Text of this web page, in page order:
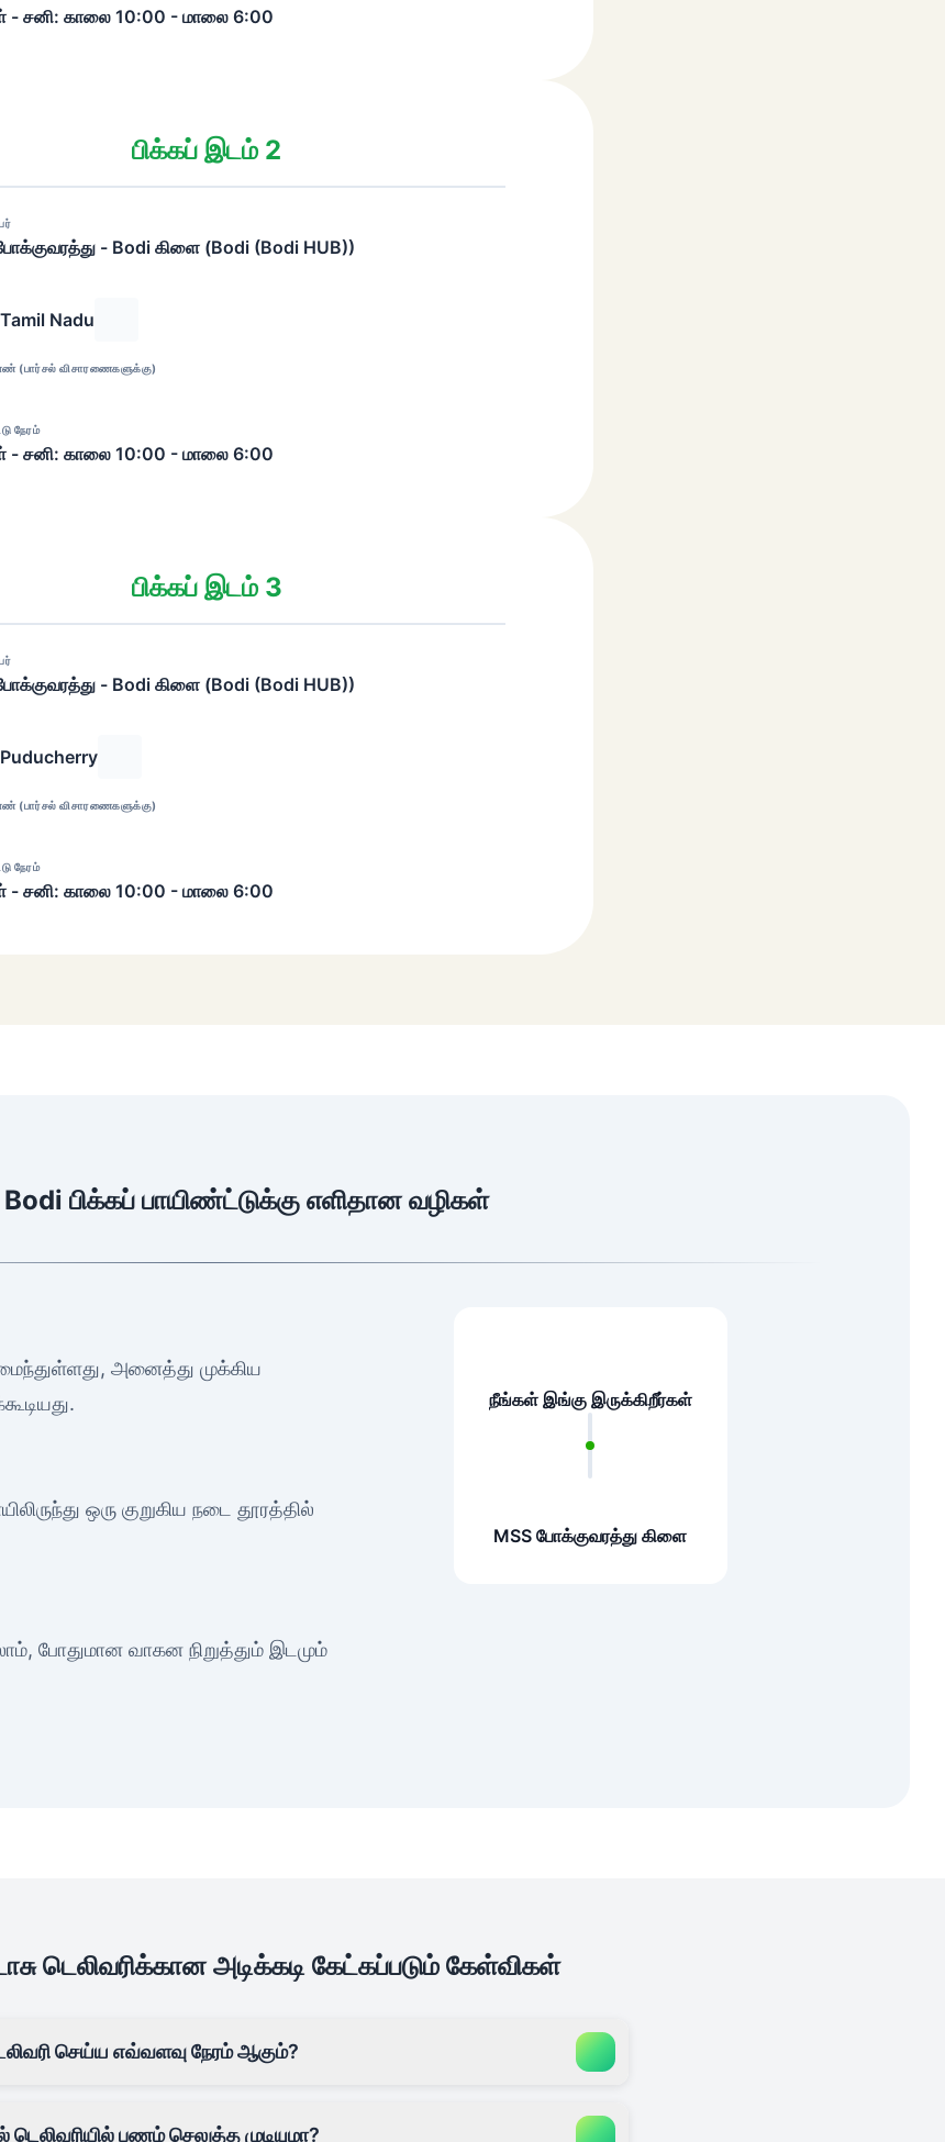
- சனி: காலை 10:00 - மாலை 6:00
பிக்கப் இடம் 2
- Bodi கிளை (Bodi (Bodi HUB))
Nadu
(பார்சல் விசாரணைகளுக்கு)
நேரம்
- சனி: காலை 10:00 - மாலை 6:00
பிக்கப் இடம் 3
- Bodi கிளை (Bodi (Bodi HUB))
(பார்சல் விசாரணைகளுக்கு)
நேரம்
- சனி: காலை 10:00 - மாலை 6:00
பிக்கப் பாயிண்ட்டுக்கு எளிதான வழிகள்
அனைத்து முக்கிய
ஒரு குறுகிய நடை தூரத்தில்
போதுமான வாகன நிறுத்தும் இடமும்
நீங்கள் இங்கு இருக்கிறீர்கள்
MSS போக்குவரத்து கிளை
டெலிவரிக்கான அடிக்கடி கேட்கப்படும் கேள்விகள்
செய்ய எவ்வளவு நேரம் ஆகும்?
டெலிவரியில் பணம் செலுத்த முடியுமா?